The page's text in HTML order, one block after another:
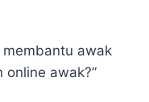
membantu awak
online awak?”